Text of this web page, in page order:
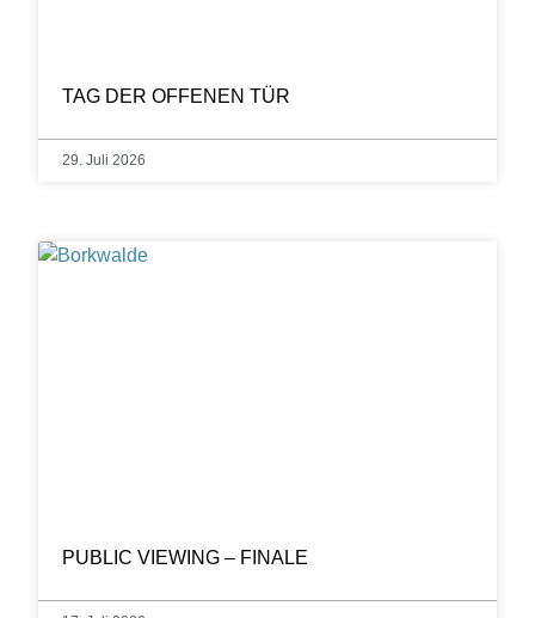
TAG DER OFFENEN TÜR
29. Juli 2026
PUBLIC VIEWING – FINALE